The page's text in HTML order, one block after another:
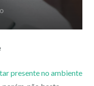
presente no ambiente